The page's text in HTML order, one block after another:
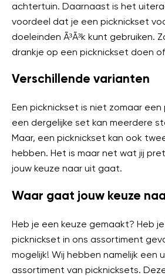
achtertuin. Daarnaast is het
voordeel dat je een picknickset
doeleinden Ã³Ã³k kunt gebruiken.
drankje op een picknickset doen
Verschillende varianten
Een picknickset is niet zomaar een
een dergelijke set kan meerdere
Maar, een picknickset kan ook
hebben. Het is maar net wat jij
jouw keuze naar uit gaat.
Waar gaat jouw keuze
Heb je een keuze gemaakt? Heb
picknickset in ons assortiment
mogelijk! Wij hebben namelijk een
assortiment van picknicksets.